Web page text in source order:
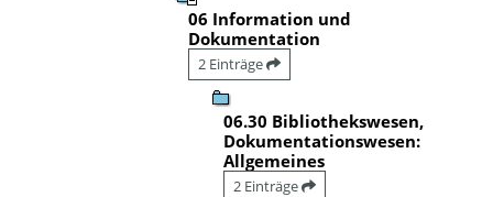
06 Information und
Dokumentation
2 Einträge
06.30 Bibliothekswesen,
Dokumentationswesen:
Allgemeines
2 Einträge